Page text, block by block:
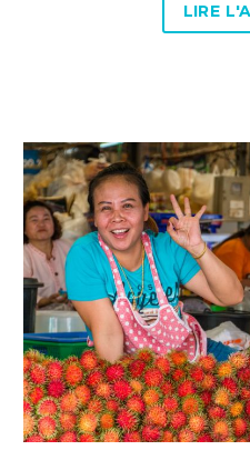
LIRE
Que
faire
à
Mukdahan
?
Découverte
d’une
ville
paisible
au
bord